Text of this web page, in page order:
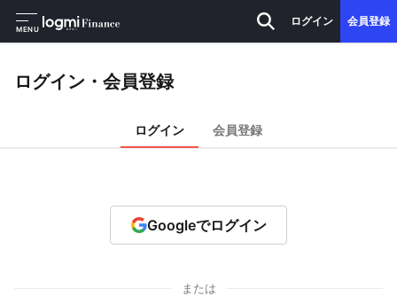
MENU
ログイン 会員登録
ログイン・会員登録
ログイン 会員登録
Googleでログイン
または